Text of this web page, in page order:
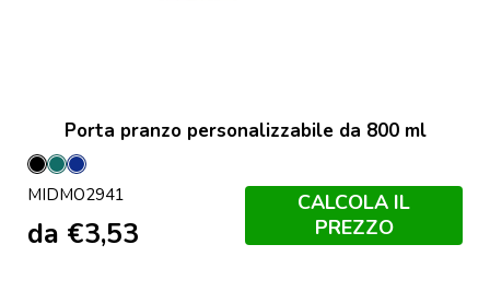
Porta pranzo personalizzabile da 800 ml
NeroPetrolio
Francese
Navy
MIDMO2941
da €3,53
CALCOLA IL
PREZZO